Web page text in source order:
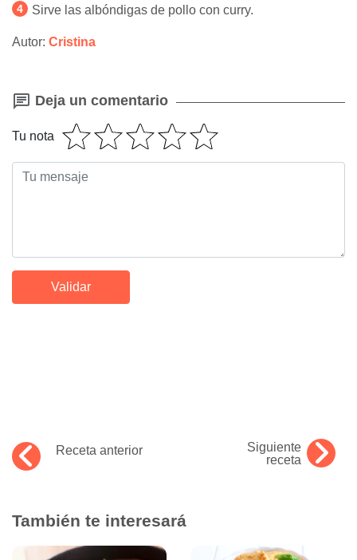
Sirve las albóndigas de pollo con curry.
Autor: Cristina
Deja un comentario
Tu nota
Receta anterior
Siguiente
receta
También te interesará